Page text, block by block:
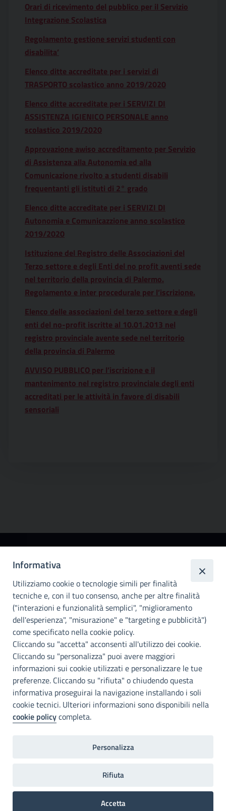
Orari di ricevimento del pubblico per il Servizio
Integrazione Scolastica
Regolamento gestione servizi studenti con
disabilita’
Elenco ditte accreditate per i servizi di
TRASPORTO scolastico anno 2019/2020
Elenco ditte accreditate per i SERVIZI DI
ASSISTENZA IGIENICO PERSONALE anno
scolastico 2019/2020
Approvazione awiso accreditamento per Servizio
di Assistenza alla Autonomia ed alla
Comunicazione rivolto a studenti disabili
frequentanti gli istituti di 2° grado
Elenco ditte accreditate per i SERVIZI DI
Autonomia e Comunicazzione anno scolastico
2019/2020
Istituzione del Registro delle Associazioni del
Terzo settore e degli Enti del no profit aventi sede
nel territorio della provincia di Palermo.
Regolamento e inter procedurale per l’iscrizione.
Elenco delle associazioni del terzo settore e degli
enti del no-profit iscritte al 10.01.2013 nel
registro provinciale avente sede nel territorio
della provincia di Palermo
AVVISO PUBBLICO per l’iscrizione e il
mantenimento nel registro provinciale degli enti
accreditati per le attività in favore di disabili
sensoriali
metropolitana di
Palermo
Info e contatti
Città Metropoliitana di Palermo
Via Maqueda, 100 - 90134 - Palermo
Cod. Fisc. 80021470820
PEC: cm.pa@cert.cittametropolitana.pa.it
I nostri canali social
Accessibilità
Città Metropolitana di Palermo si impegna a rendere il proprio sito
web accessibile, conformemente al D.lgs. 10 agosto 2018, n°106
Home Note legali Privacy
RPD
Invia un commento
Informativa
Utilizziamo cookie o tecnologie simili per finalità
tecniche e, con il tuo consenso, anche per altre finalità
("interazioni e funzionalità semplici", "miglioramento
dell'esperienza", "misurazione" e "targeting e pubblicità")
come specificato nella cookie policy.
Cliccando su "accetta" acconsenti all'utilizzo dei cookie.
Cliccando su "personalizza" puoi avere maggiori
informazioni sui cookie utilizzati e personalizzare le tue
preferenze. Cliccando su "rifiuta" o chiudendo questa
informativa proseguirai la navigazione installando i soli
cookie tecnici. Ulteriori informazioni sono disponibili nella
cookie policycompleta.
Personalizza
Rifiuta
Accetta